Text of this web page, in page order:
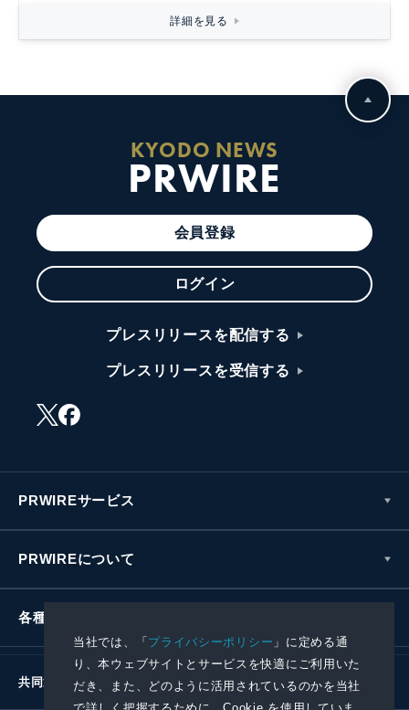
当社では、「プライバシーポリシー 」に定める通
り、本ウェブサイトとサービスを快適にご利用いた
だき、また、どのように活用されているのかを当社
詳細を見る
KYODO NEWS
PRWIRE
会員登録
ログイン
プレスリリースを配信する
プレスリリースを受信する
PRWIREサービス
PRWIREについて
各種お問い合わせ
共同通信社グループ